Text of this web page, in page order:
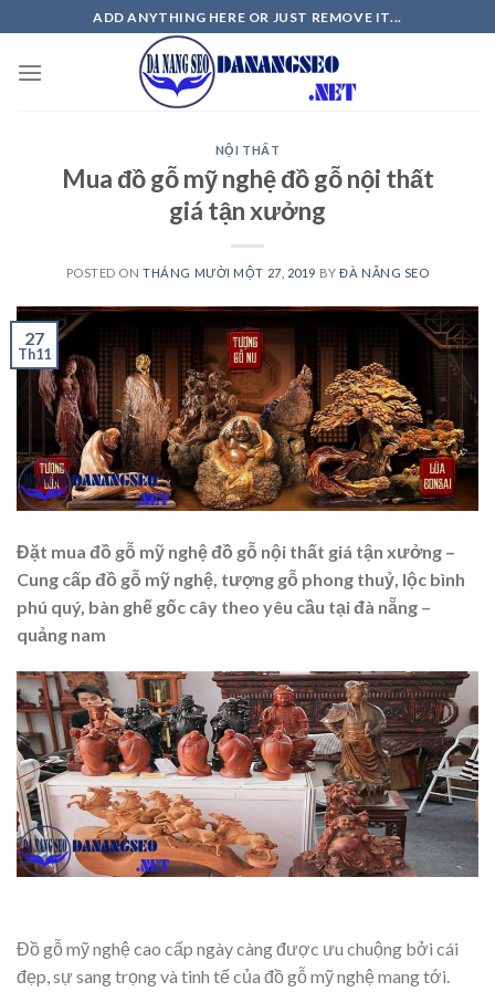
to
content
ADD ANYTHING HERE OR JUST REMOVE IT...
NỘI THẤT
Mua đồ gỗ mỹ nghệ đồ gỗ nội thất
giá tận xưởng
POSTED ONTHÁNG MƯỜI MỘT 27, 2019 BYĐÀ NẴNG SEO
27
Th11
Đặt mua đồ gỗ mỹ nghệ đồ gỗ nội thất giá tận xưởng –
Cung cấp đồ gỗ mỹ nghệ, tượng gỗ phong thuỷ, lộc bình
phú quý, bàn ghế gốc cây theo yêu cầu tại đà nẵng –
quảng nam
Đồ gỗ mỹ nghệ cao cấp ngày càng được ưu chuộng bởi cái
đẹp, sự sang trọng và tinh tế của đồ gỗ mỹ nghệ mang tới.